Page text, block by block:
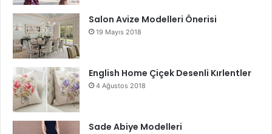
Salon Avize Modelleri Önerisi
19 Mayıs 2018
English Home Çiçek Desenli Kırlentler
4 Ağustos 2018
Sade Abiye Modelleri